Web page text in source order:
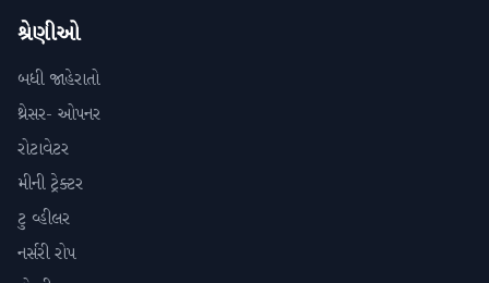
શ્રેણીઓ
બધી જાહેરાતો
થ્રેસર- ઓપનર
રોટાવેટર
મીની ટ્રેક્ટર
ટુ વ્હીલર
નર્સરી રોપ